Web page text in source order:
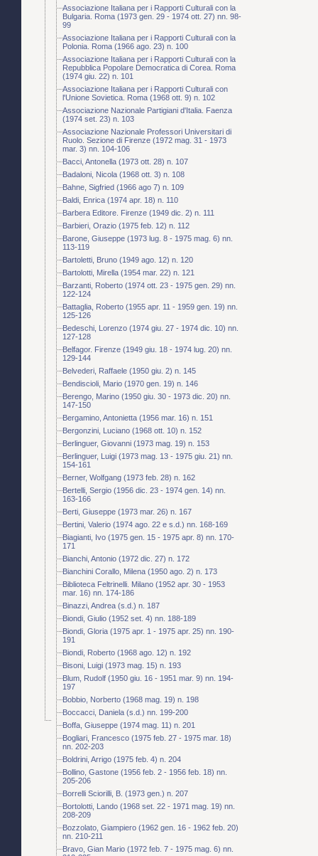
Associazione Italiana per i Rapporti Culturali con la
Bulgaria. Roma (1973 gen. 29 - 1974 ott. 27) nn. 98-
99
Associazione Italiana per i Rapporti Culturali con la
Polonia. Roma (1966 ago. 23) n. 100
Associazione Italiana per i Rapporti Culturali con la
Repubblica Popolare Democratica di Corea. Roma
(1974 giu. 22) n. 101
Associazione Italiana per i Rapporti Culturali con
l'Unione Sovietica. Roma (1968 ott. 9) n. 102
Associazione Nazionale Partigiani d'Italia. Faenza
(1974 set. 23) n. 103
Associazione Nazionale Professori Universitari di
Ruolo. Sezione di Firenze (1972 mag. 31 - 1973
mar. 3) nn. 104-106
Bacci, Antonella (1973 ott. 28) n. 107
Badaloni, Nicola (1968 ott. 3) n. 108
Bahne, Sigfried (1966 ago 7) n. 109
Baldi, Enrica (1974 apr. 18) n. 110
Barbera Editore. Firenze (1949 dic. 2) n. 111
Barbieri, Orazio (1975 feb. 12) n. 112
Barone, Giuseppe (1973 lug. 8 - 1975 mag. 6) nn.
113-119
Bartoletti, Bruno (1949 ago. 12) n. 120
Bartolotti, Mirella (1954 mar. 22) n. 121
Barzanti, Roberto (1974 ott. 23 - 1975 gen. 29) nn.
122-124
Battaglia, Roberto (1955 apr. 11 - 1959 gen. 19) nn.
125-126
Bedeschi, Lorenzo (1974 giu. 27 - 1974 dic. 10) nn.
127-128
Belfagor. Firenze (1949 giu. 18 - 1974 lug. 20) nn.
129-144
Belvederi, Raffaele (1950 giu. 2) n. 145
Bendiscioli, Mario (1970 gen. 19) n. 146
Berengo, Marino (1950 giu. 30 - 1973 dic. 20) nn.
147-150
Bergamino, Antonietta (1956 mar. 16) n. 151
Bergonzini, Luciano (1968 ott. 10) n. 152
Berlinguer, Giovanni (1973 mag. 19) n. 153
Berlinguer, Luigi (1973 mag. 13 - 1975 giu. 21) nn.
154-161
Berner, Wolfgang (1973 feb. 28) n. 162
Bertelli, Sergio (1956 dic. 23 - 1974 gen. 14) nn.
163-166
Berti, Giuseppe (1973 mar. 26) n. 167
Bertini, Valerio (1974 ago. 22 e s.d.) nn. 168-169
Biagianti, Ivo (1975 gen. 15 - 1975 apr. 8) nn. 170-
171
Bianchi, Antonio (1972 dic. 27) n. 172
Bianchini Corallo, Milena (1950 ago. 2) n. 173
Biblioteca Feltrinelli. Milano (1952 apr. 30 - 1953
mar. 16) nn. 174-186
Binazzi, Andrea (s.d.) n. 187
Biondi, Giulio (1952 set. 4) nn. 188-189
Biondi, Gloria (1975 apr. 1 - 1975 apr. 25) nn. 190-
191
Biondi, Roberto (1968 ago. 12) n. 192
Bisoni, Luigi (1973 mag. 15) n. 193
Blum, Rudolf (1950 giu. 16 - 1951 mar. 9) nn. 194-
197
Bobbio, Norberto (1968 mag. 19) n. 198
Boccacci, Daniela (s.d.) nn. 199-200
Boffa, Giuseppe (1974 mag. 11) n. 201
Bogliari, Francesco (1975 feb. 27 - 1975 mar. 18)
nn. 202-203
Boldrini, Arrigo (1975 feb. 4) n. 204
Bollino, Gastone (1956 feb. 2 - 1956 feb. 18) nn.
205-206
Borrelli Sciorilli, B. (1973 gen.) n. 207
Bortolotti, Lando (1968 set. 22 - 1971 mag. 19) nn.
208-209
Bozzolato, Giampiero (1962 gen. 16 - 1962 feb. 20)
nn. 210-211
Bravo, Gian Mario (1972 feb. 7 - 1975 mag. 6) nn.